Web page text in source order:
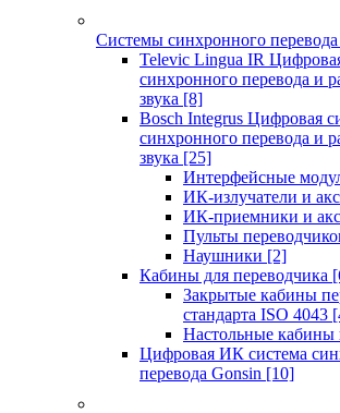
Системы синхронного перевода
Televic Lingua IR
синхронного перевода и
звука [8]
Bosch Integrus Цифровая
синхронного перевода и
звука [25]
Интерфейсные
ИК-излучатели и
ИК-приемники и
Пульты
Наушники [2]
Кабины для переводчика
Закрытые кабины
стандарта ISO 4043
Настольные кабины
Цифровая ИК система
перевода Gonsin [10]